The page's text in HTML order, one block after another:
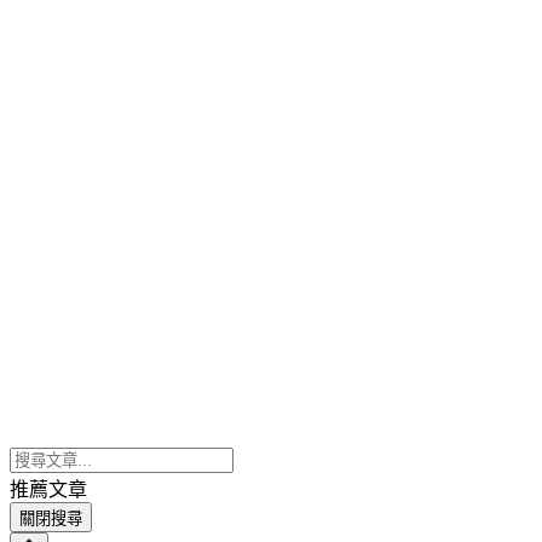
推薦文章
關閉搜尋